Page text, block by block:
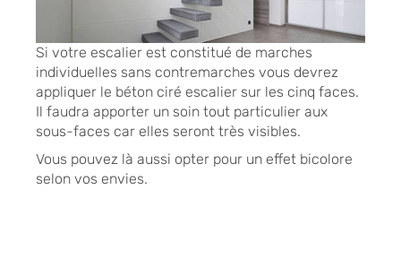
Si votre escalier est constitué de marches
individuelles sans contremarches vous devrez
appliquer le béton ciré escalier sur les cinq faces.
Il faudra apporter un soin tout particulier aux
sous-faces car elles seront très visibles.
Vous pouvez là aussi opter pour un effet bicolore
selon vos envies.